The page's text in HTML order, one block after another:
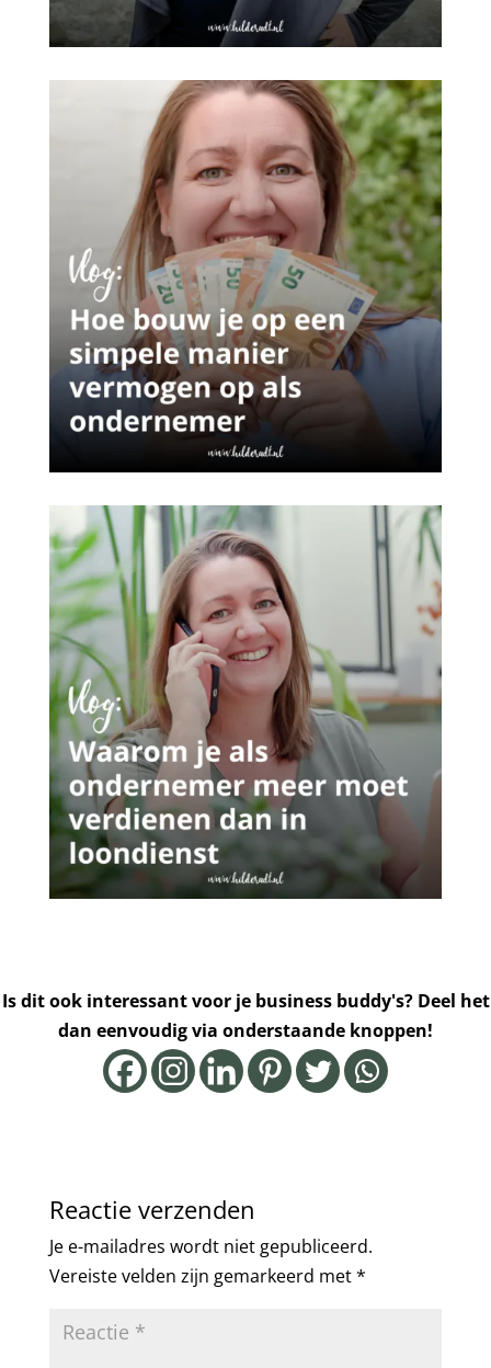
Is dit ook interessant voor je business buddy's? Deel het
dan eenvoudig via onderstaande knoppen!
Reactie verzenden
Je e-mailadres wordt niet gepubliceerd.
Vereiste velden zijn gemarkeerd met*